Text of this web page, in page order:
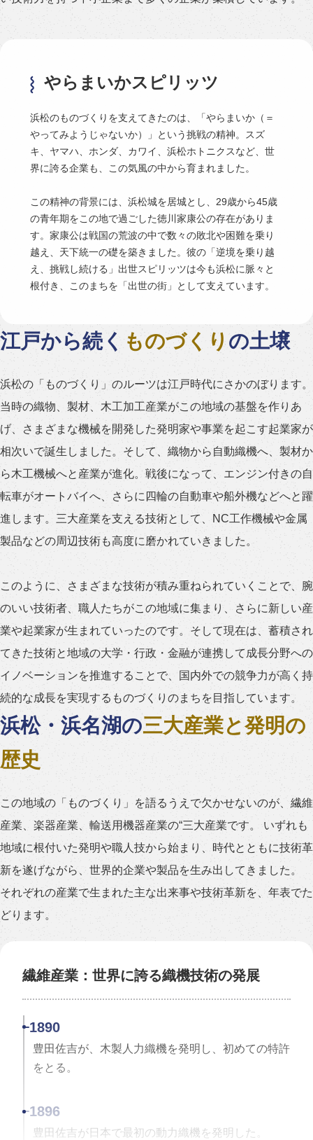
やらまいかスピリッツ
浜松のものづくりを支えてきたのは、「やらまいか（＝
やってみようじゃないか）」という挑戦の精神。スズ
キ、ヤマハ、ホンダ、カワイ、浜松ホトニクスなど、世
界に誇る企業も、この気風の中から育まれました。
この精神の背景には、浜松城を居城とし、29歳から45歳
の青年期をこの地で過ごした徳川家康公の存在がありま
す。家康公は戦国の荒波の中で数々の敗北や困難を乗り
越え、天下統一の礎を築きました。彼の「逆境を乗り越
え、挑戦し続ける」出世スピリッツは今も浜松に脈々と
根付き、このまちを「出世の街」として支えています。
江戸から続く ものづくり の土壌
浜松の「ものづくり」のルーツは江戸時代にさかのぼります。
当時の織物、製材、木工加工産業がこの地域の基盤を作りあ
げ、さまざまな機械を開発した発明家や事業を起こす起業家が
相次いで誕生しました。そして、織物から自動織機へ、製材か
ら木工機械へと産業が進化。戦後になって、エンジン付きの自
転車がオートバイへ、さらに四輪の自動車や船外機などへと躍
進します。三大産業を支える技術として、NC工作機械や金属
製品などの周辺技術も高度に磨かれていきました。
このように、さまざまな技術が積み重ねられていくことで、腕
のいい技術者、職人たちがこの地域に集まり、さらに新しい産
業や起業家が生まれていったのです。そして現在は、蓄積され
てきた技術と地域の大学・行政・金融が連携して成長分野への
イノベーションを推進することで、国内外での競争力が高く持
続的な成長を実現するものづくりのまちを目指しています。
浜松・浜名湖の三大産業と発明の
歴史
この地域の「ものづくり」を語るうえで欠かせないのが、繊維
産業、楽器産業、輸送用機器産業の“三大産業です。 いずれも
地域に根付いた発明や職人技から始まり、時代とともに技術革
新を遂げながら、世界的企業や製品を生み出してきました。
それぞれの産業で生まれた主な出来事や技術革新を、年表でた
どります。
繊維産業：世界に誇る織機技術の発展
1890
豊田佐吉が、木製人力織機を発明し、初めての特許
をとる。
1896
豊田佐吉が日本で最初の動力織機を発明した。